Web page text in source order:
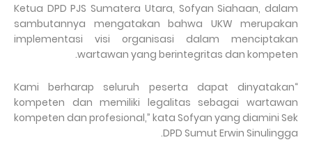
Ketua DPD PJS Sumatera Utara, Sofyan Siahaan, dalam
sambutannya mengatakan bahwa UKW merupakan
implementasi visi organisasi dalam menciptakan
wartawan yang berintegritas dan kompeten.
“Kami berharap seluruh peserta dapat dinyatakan
kompeten dan memiliki legalitas sebagai wartawan
kompeten dan profesional,” kata Sofyan yang diamini Sek
DPD Sumut Erwin Sinulingga.